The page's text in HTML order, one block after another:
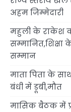
अहम जिम्मेदारी
महुली के राकेश
सम्मानित,शिक्षा
सम्मान
माता पिता के
बंधी में डूबी,मौत
मासिक बैठक में